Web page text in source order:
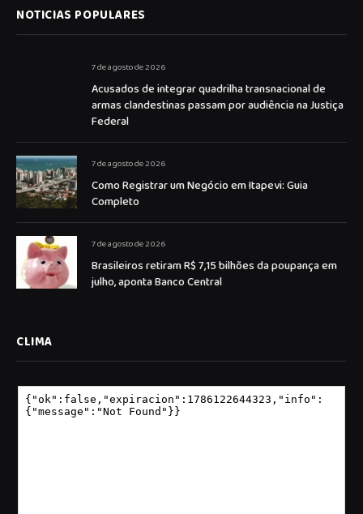
NOTICIAS POPULARES
7 de agosto de 2026
Acusados de integrar quadrilha transnacional de
armas clandestinas passam por audiência na Justiça
Federal
7 de agosto de 2026
Como Registrar um Negócio em Itapevi: Guia
Completo
7 de agosto de 2026
Brasileiros retiram R$ 7,15 bilhões da poupança em
julho, aponta Banco Central
CLIMA